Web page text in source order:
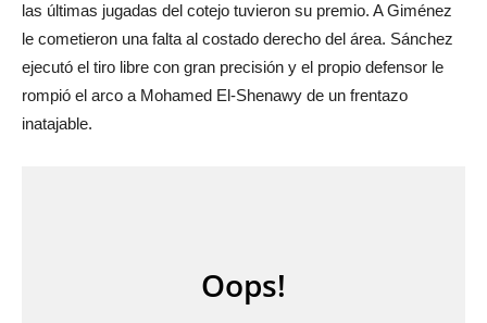
las últimas jugadas del cotejo tuvieron su premio. A Giménez
le cometieron una falta al costado derecho del área. Sánchez
ejecutó el tiro libre con gran precisión y el propio defensor le
rompió el arco a Mohamed El-Shenawy de un frentazo
inatajable.